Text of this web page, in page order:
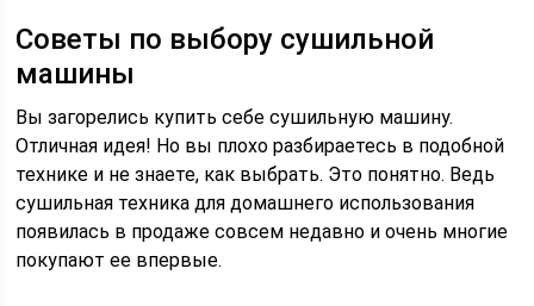
Советы по выбору сушильной
машины
Вы загорелись купить себе сушильную машину.
Отличная идея! Но вы плохо разбираетесь в подобной
технике и не знаете, как выбрать. Это понятно. Ведь
сушильная техника для домашнего использования
появилась в продаже совсем недавно и очень многие
покупают ее впервые.